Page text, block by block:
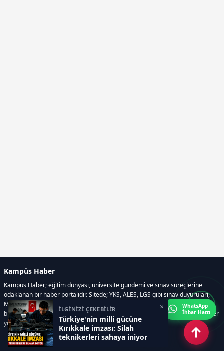
İLGİNİZİ ÇEKEBİLİR
Türkiye'nin milli gücüne
Kırıkkale imzası: Silah
teknikerleri sahaya iniyor
×
Kampüs Haber
Kampüs Haber; eğitim dünyası, üniversite gündemi ve sınav süreçlerine
odaklanan bir haber portalıdır. Sitede; YKS, ALES, LGS gibi sınav duyuruları,
Milli Eğitim Bakanlığı gelişmeleri, üniversite haberleri, rehberlik içerikleri,
bilim ve teknoloji alanındaki yenilikler ile öğrenci yaşamına dair güncel bilgiler
yer alır.
WhatsApp
İhbar Hattı